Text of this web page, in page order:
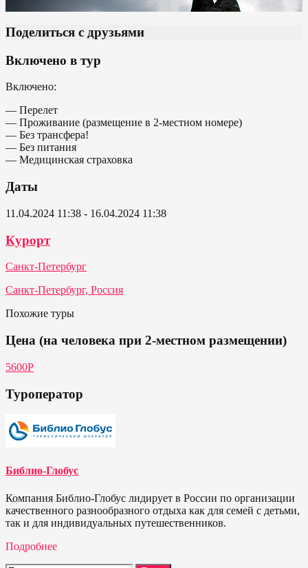
Поделиться с друзьями
Включено в тур
Включено:
— Перелет
— Проживание (размещение в 2-местном номере)
— Без трансфера!
— Без питания
— Медицинская страховка
Даты
11.04.2024 11:38 - 16.04.2024 11:38
Курорт
Санкт-Петербург
Санкт-Петербург, Россия
Похожие туры
Цена (на человека при 2-местном размещении)
5600Р
Туроператор
Библио-Глобус
Компания Библио-Глобус лидирует в России по организации
качественного разнообразного отдыха как для семей с детьми,
так и для индивидуальных путешественников.
Подробнее